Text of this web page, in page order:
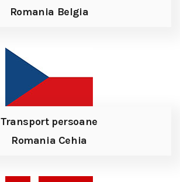
Romania Belgia
Transport persoane
Romania Cehia